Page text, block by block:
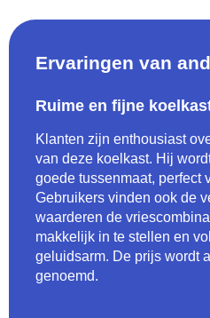
Ervaringen van
Ruime en fijne
Klanten zijn enthousiast
van deze koelkast. Hij
goede tussenmaat, perfect
Gebruikers vinden ook de
waarderen de
makkelijk in te stellen en
geluidsarm. De prijs wordt
genoemd.